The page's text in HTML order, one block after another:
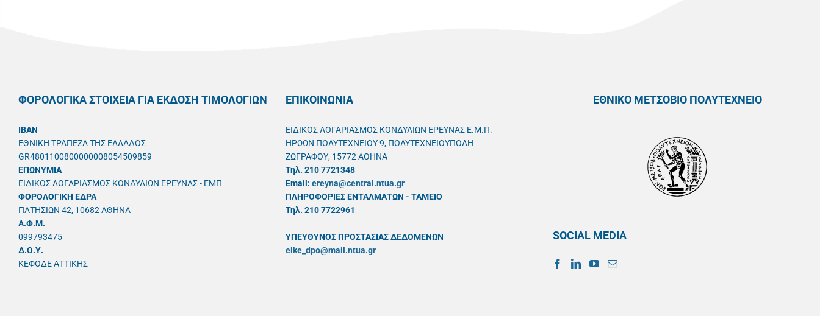
ΦΟΡΟΛΟΓΙΚΑ ΣΤΟΙΧΕΙΑ ΓΙΑ ΕΚΔΟΣΗ ΤΙΜΟΛΟΓΙΩΝ
IBAN
ΕΘΝΙΚΗ ΤΡΑΠΕΖΑ ΤΗΣ ΕΛΛΑΔΟΣ
GR4801100800000008054509859
ΕΠΩΝΥΜΙΑ
ΕΙΔΙΚΟΣ ΛΟΓΑΡΙΑΣΜΟΣ ΚΟΝΔΥΛΙΩΝ ΕΡΕΥΝΑΣ - ΕΜΠ
ΦΟΡΟΛΟΓΙΚΗ ΕΔΡΑ
ΠΑΤΗΣΙΩΝ 42, 10682 ΑΘΗΝΑ
A.Φ.Μ.
099793475
Δ.Ο.Υ.
ΚΕΦΟΔΕ ΑΤΤΙΚΗΣ
ΕΠΙΚΟΙΝΩΝΙΑ
ΕΙΔΙΚΟΣ ΛΟΓΑΡΙΑΣΜΟΣ ΚΟΝΔΥΛΙΩΝ ΕΡΕΥΝΑΣ Ε.Μ.Π.
ΗΡΩΩΝ ΠΟΛΥΤΕΧΝΕΙΟΥ 9, ΠΟΛΥΤΕΧΝΕΙΟΥΠΟΛΗ
ΖΩΓΡΑΦΟΥ, 15772 ΑΘΗΝΑ
Τηλ. 210 7721348
Email: ereyna@central.ntua.gr
ΠΛΗΡΟΦΟΡΙΕΣ ΕΝΤΑΛΜΑΤΩΝ - ΤΑΜΕΙΟ
Τηλ. 210 7722961
ΥΠΕΥΘYΝΟΣ ΠΡΟΣΤΑΣΙΑΣ ΔΕΔΟΜΕΝΩΝ
elke_dpo@mail.ntua.gr
ΕΘΝΙΚΟ ΜΕΤΣΟΒΙΟ ΠΟΛΥΤΕΧΝΕΙΟ
SOCIAL MEDIA